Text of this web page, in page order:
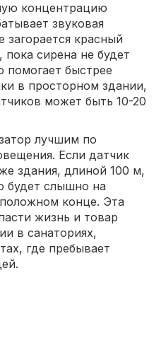
концентрацию
звуковая
загорается красный
сирена не будет
помогает быстрее
в просторном здании,
может быть 10-20
лучшим по
Если датчик
здания, длиной 100 м,
будет слышно на
конце. Эта
жизнь и товар
в санаториях,
где пребывает